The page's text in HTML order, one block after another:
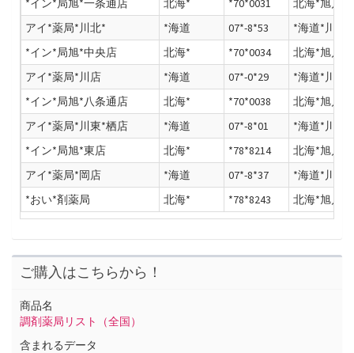
*イン*局旭*一条通店
北海* *70*0031
北海*旭川*
アイ*薬局*川北*
*海道 07*-8*53
*海道*川市
*イン*局旭*中央店
北海* *70*0034
北海*旭川*
アイ*薬局*川店
*海道 07*-0*29
*海道*川市
*イン*局旭*八条通店
北海* *70*0038
北海*旭川*
アイ*薬局*川東*栖店
*海道 07*-8*01
*海道*川市
*イン*局旭*東店
北海* *78*8214
北海*旭川*
アイ*薬局*岡店
*海道 07*-8*37
*海道*川市
*おい*剤薬局
北海* *78*8243 北海*旭川*
ご購入はこちらから！
商品名
調剤薬局リスト（全国）
含まれるデータ